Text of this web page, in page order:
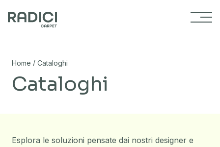
Home / Cataloghi
Cataloghi
Esplora le soluzioni pensate dai nostri designer e